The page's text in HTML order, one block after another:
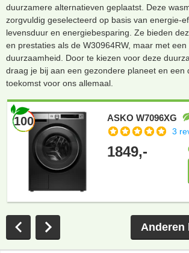
duurzamere alternatieven geplaatst. Deze
zorgvuldig geselecteerd op basis van energie-
levensduur en energiebesparing. Ze bieden
en prestaties als de W30964RW, maar met
duurzaamheid. Door te kiezen voor deze
draag je bij aan een gezondere planeet en een
toekomst voor ons allemaal.
100 ASKO W7096XG
3
1849,-
Anderen